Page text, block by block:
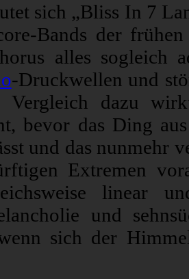
sich „Bliss In 7
Bands der
alles sogleich
-Druckwellen und
Vergleich dazu
bevor das Ding
und das nunmehr
Extremen
linear
und
sich der